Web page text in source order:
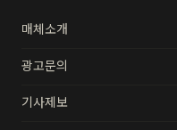
매체소개
광고문의
기사제보